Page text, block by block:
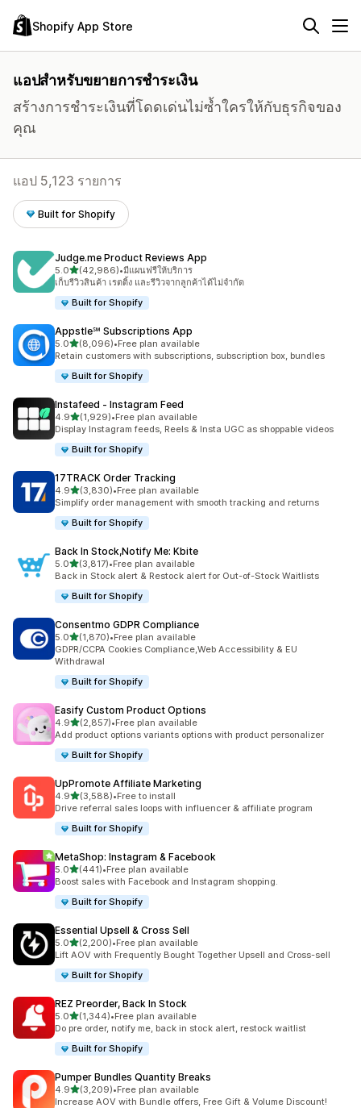
Shopify App Store
แอปสำหรับขยายการชำระเงิน
สร้างการชำระเงินที่โดดเด่นไม่ซ้ำใครให้กับธุรกิจของ
คุณ
แอป 5,123 รายการ
Built for Shopify
Judge.me Product Reviews App
5.0เต็ม 5 ดาว
(42,986)
ทั้งหมด 42986 รีวิว
•มีแผนฟรีให้บริการ
เก็บรีวิวสินค้า เรตติ้ง และรีวิวจากลูกค้าได้ไม่จำกัด
Built for Shopify
Appstle℠ Subscriptions App
5.0เต็ม 5 ดาว
(8,096)
ทั้งหมด 8096 รีวิว
•Free plan available
Retain customers with subscriptions, subscription box, bundles
Built for Shopify
Instafeed ‑ Instagram Feed
4.9เต็ม 5 ดาว
(1,929)
ทั้งหมด 1929 รีวิว
•Free plan available
Display Instagram feeds, Reels & Insta UGC as shoppable videos
Built for Shopify
17TRACK Order Tracking
4.9เต็ม 5 ดาว
(3,830)
ทั้งหมด 3830 รีวิว
•Free plan available
Simplify order management with smooth tracking and returns
Built for Shopify
Back In Stock,Notify Me: Kbite
5.0เต็ม 5 ดาว
(3,817)
ทั้งหมด 3817 รีวิว
•Free plan available
Back in Stock alert & Restock alert for Out-of-Stock Waitlists
Built for Shopify
Consentmo GDPR Compliance
5.0เต็ม 5 ดาว
(1,870)
ทั้งหมด 1870 รีวิว
•Free plan available
GDPR/CCPA Cookies Compliance,Web Accessibility & EU
Withdrawal
Built for Shopify
Easify Custom Product Options
4.9เต็ม 5 ดาว
(2,857)
ทั้งหมด 2857 รีวิว
•Free plan available
Add product options variants options with product personalizer
Built for Shopify
UpPromote Affiliate Marketing
4.9เต็ม 5 ดาว
(3,588)
ทั้งหมด 3588 รีวิว
•Free to install
Drive referral sales loops with influencer & affiliate program
Built for Shopify
MetaShop: Instagram & Facebook
5.0เต็ม 5 ดาว
(441)
ทั้งหมด 441 รีวิว
•Free plan available
Boost sales with Facebook and Instagram shopping.
Built for Shopify
Essential Upsell & Cross Sell
5.0เต็ม 5 ดาว
(2,200)
ทั้งหมด 2200 รีวิว
•Free plan available
Lift AOV with Frequently Bought Together Upsell and Cross-sell
Built for Shopify
REZ Preorder, Back In Stock
5.0เต็ม 5 ดาว
(1,344)
ทั้งหมด 1344 รีวิว
•Free plan available
Do pre order, notify me, back in stock alert, restock waitlist
Built for Shopify
Pumper Bundles Quantity Breaks
4.9เต็ม 5 ดาว
(3,209)
ทั้งหมด 3209 รีวิว
•Free plan available
Increase AOV with Bundle offers, Free Gift & Volume Discount!